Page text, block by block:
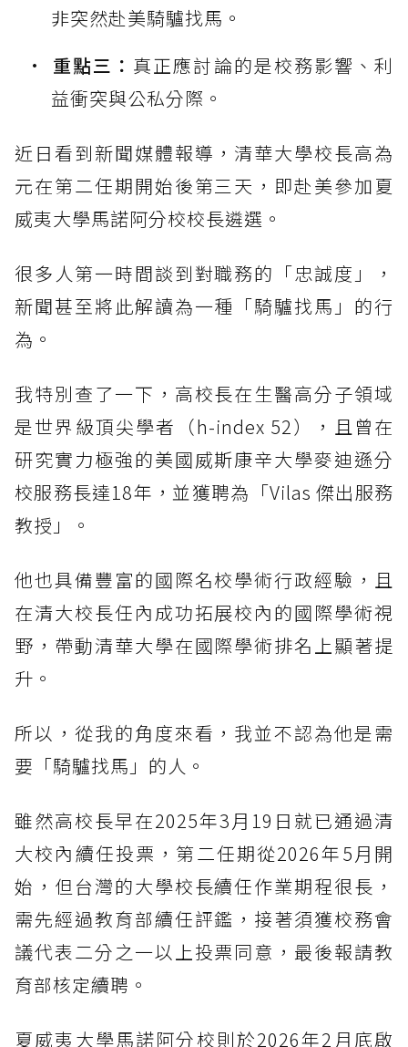
非突然赴美騎驢找馬。
重點三： 真正應討論的是校務影響、利
益衝突與公私分際。
近日看到新聞媒體報導，清華大學校長高為
元在第二任期開始後第三天，即赴美參加夏
威夷大學馬諾阿分校校長遴選。
很多人第一時間談到對職務的「忠誠度」，
新聞甚至將此解讀為一種「騎驢找馬」的行
為。
我特別查了一下，高校長在生醫高分子領域
是世界級頂尖學者（h-index 52），且曾在
研究實力極強的美國威斯康辛大學麥迪遜分
校服務長達18年，並獲聘為「Vilas 傑出服務
教授」。
他也具備豐富的國際名校學術行政經驗，且
在清大校長任內成功拓展校內的國際學術視
野，帶動清華大學在國際學術排名上顯著提
升。
所以，從我的角度來看，我並不認為他是需
要「騎驢找馬」的人。
雖然高校長早在2025年3月19日就已通過清
大校內續任投票，第二任期從2026年5月開
始，但台灣的大學校長續任作業期程很長，
需先經過教育部續任評鑑，接著須獲校務會
議代表二分之一以上投票同意，最後報請教
育部核定續聘。
夏威夷大學馬諾阿分校則於2026年2月底啟